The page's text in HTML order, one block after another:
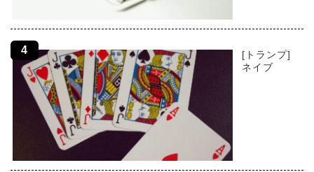
[トランプ]
ネイブ